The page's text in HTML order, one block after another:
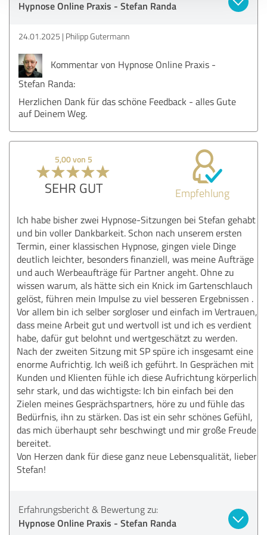
Hypnose Online Praxis - Stefan Randa
24.01.2025 Philipp Gutermann
Kommentar von Hypnose Online Praxis -
Stefan Randa:
Herzlichen Dank für das schöne Feedback - alles Gute
auf Deinem Weg.
5,00 von 5
SEHR GUT Empfehlung
Ich habe bisher zwei Hypnose-Sitzungen bei Stefan gehabt
und bin voller Dankbarkeit. Schon nach unserem ersten
Termin, einer klassischen Hypnose, gingen viele Dinge
deutlich leichter, besonders finanziell, was meine Aufträge
und auch Werbeaufträge für Partner angeht. Ohne zu
wissen warum, als hätte sich ein Knick im Gartenschlauch
gelöst, führen mein Impulse zu viel besseren Ergebnissen .
Vor allem bin ich selber sorgloser und einfach im Vertrauen,
dass meine Arbeit gut und wertvoll ist und ich es verdient
habe, dafür gut belohnt und wertgeschätzt zu werden.
Nach der zweiten Sitzung mit SP spüre ich insgesamt eine
enorme Aufrichtig. Ich weiß ich geführt. In Gesprächen mit
Kunden und Klienten fühle ich diese Aufrichtung körperlich
sehr stark, und das wichtigste: Ich bin einfach bei den
Zielen meines Gesprächspartners, höre zu und fühle das
Bedürfnis, ihn zu stärken. Das ist ein sehr schönes Gefühl,
das mich überhaupt sehr beschwingt und mir große Freude
bereitet.
Von Herzen dank für diese ganz neue Lebensqualität, lieber
Stefan!
Erfahrungsbericht & Bewertung zu:
Hypnose Online Praxis - Stefan Randa